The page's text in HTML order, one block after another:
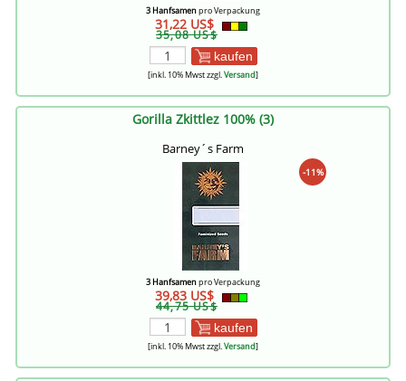
3 Hanfsamenpro Verpackung
31,22 US$
35,08 US$
kaufen
[inkl. 10% Mwst zzgl.Versand]
Gorilla Zkittlez 100% (3)
Barney´s Farm
-11%
3 Hanfsamenpro Verpackung
39,83 US$
44,75 US$
kaufen
[inkl. 10% Mwst zzgl.Versand]